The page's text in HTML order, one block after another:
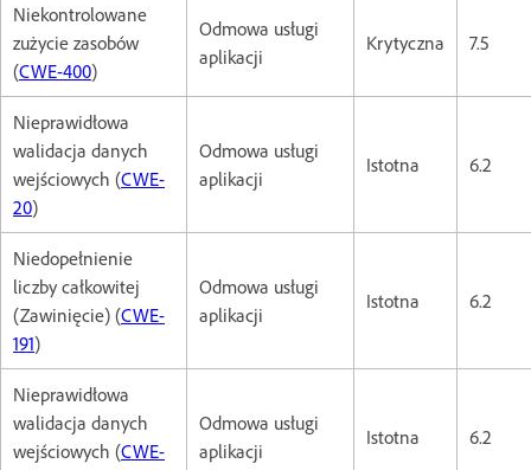
Niekontrolowane
zużycie zasobów
(CWE-400)
Odmowa usługi
aplikacji
Krytyczna 7.5
Nieprawidłowa
walidacja danych
wejściowych (CWE-
20)
Odmowa usługi
aplikacji
Istotna 6.2
Niedopełnienie
liczby całkowitej
(Zawinięcie) (CWE-
191)
Odmowa usługi
aplikacji
Istotna 6.2
Nieprawidłowa
walidacja danych
wejściowych (CWE-
Odmowa usługi
aplikacji
Istotna 6.2